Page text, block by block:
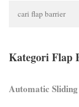
Kategori Flap
Automatic